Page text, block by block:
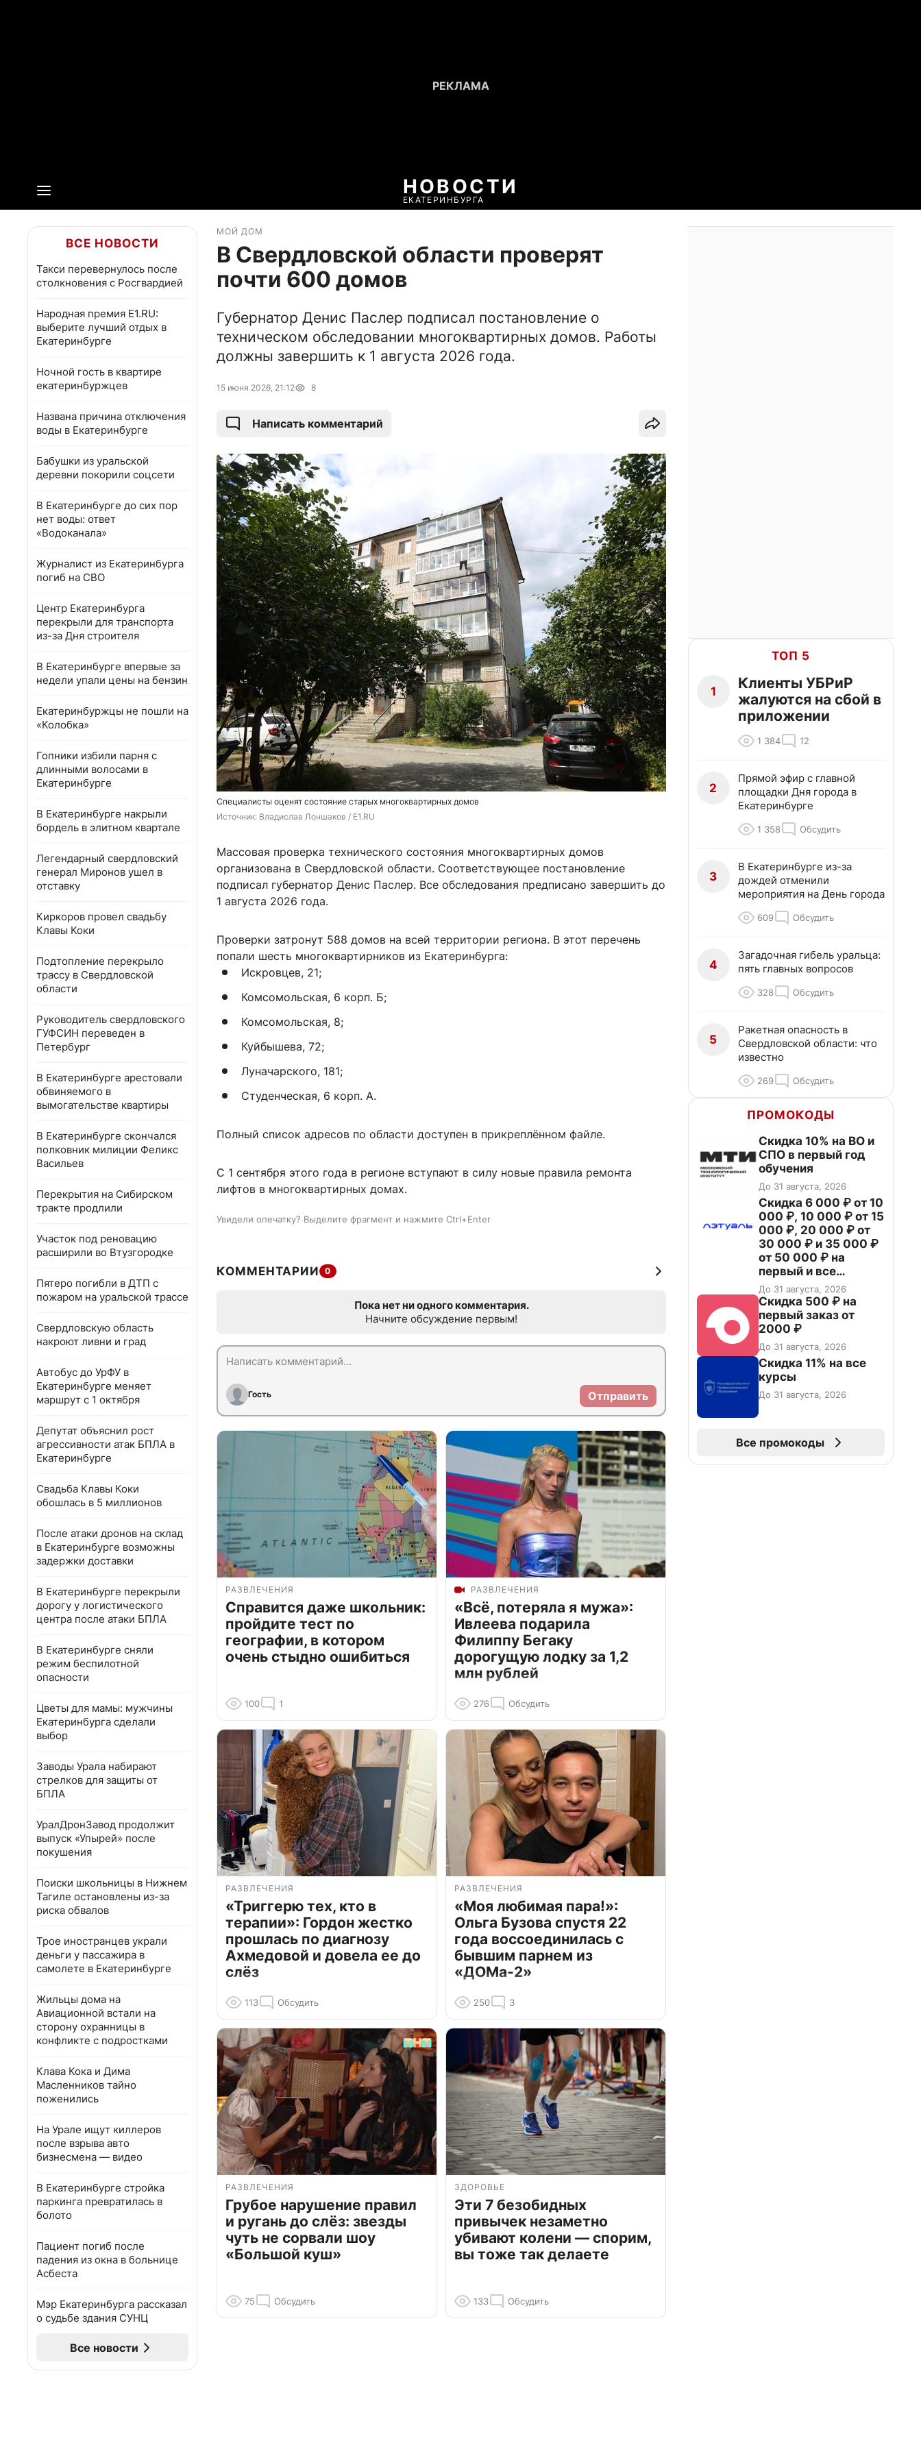
НОВОСТИ
ЕКАТЕРИНБУРГА
ВСЕ НОВОСТИ
Такси перевернулось после
столкновения с Росгвардией
Народная премия E1.RU:
выберите лучший отдых в
Екатеринбурге
Ночной гость в квартире
екатеринбуржцев
Названа причина отключения
воды в Екатеринбурге
Бабушки из уральской
деревни покорили соцсети
В Екатеринбурге до сих пор
нет воды: ответ
«Водоканала»
Журналист из Екатеринбурга
погиб на СВО
Центр Екатеринбурга
перекрыли для транспорта
из-за Дня строителя
В Екатеринбурге впервые за
недели упали цены на бензин
Екатеринбуржцы не пошли на
«Колобка»
Гопники избили парня с
длинными волосами в
Екатеринбурге
В Екатеринбурге накрыли
бордель в элитном квартале
Легендарный свердловский
генерал Миронов ушел в
отставку
Киркоров провел свадьбу
Клавы Коки
Подтопление перекрыло
трассу в Свердловской
области
Руководитель свердловского
ГУФСИН переведен в
Петербург
В Екатеринбурге арестовали
обвиняемого в
вымогательстве квартиры
В Екатеринбурге скончался
полковник милиции Феликс
Васильев
Перекрытия на Сибирском
тракте продлили
Участок под реновацию
расширили во Втузгородке
Пятеро погибли в ДТП с
пожаром на уральской трассе
Свердловскую область
накроют ливни и град
Автобус до УрФУ в
Екатеринбурге меняет
маршрут с 1 октября
Депутат объяснил рост
агрессивности атак БПЛА в
Екатеринбурге
Свадьба Клавы Коки
обошлась в 5 миллионов
После атаки дронов на склад
в Екатеринбурге возможны
задержки доставки
В Екатеринбурге перекрыли
дорогу у логистического
центра после атаки БПЛА
В Екатеринбурге сняли
режим беспилотной
опасности
Цветы для мамы: мужчины
Екатеринбурга сделали
выбор
Заводы Урала набирают
стрелков для защиты от
БПЛА
УралДронЗавод продолжит
выпуск «Упырей» после
покушения
Поиски школьницы в Нижнем
Тагиле остановлены из-за
риска обвалов
Трое иностранцев украли
деньги у пассажира в
самолете в Екатеринбурге
Жильцы дома на
Авиационной встали на
сторону охранницы в
конфликте с подростками
Клава Кока и Дима
Масленников тайно
поженились
На Урале ищут киллеров
после взрыва авто
бизнесмена — видео
В Екатеринбурге стройка
паркинга превратилась в
болото
Пациент погиб после
падения из окна в больнице
Асбеста
Мэр Екатеринбурга рассказал
о судьбе здания СУНЦ
Все новости
МОЙ ДОМ
В Свердловской области проверят
почти 600 домов
Губернатор Денис Паслер подписал постановление о
техническом обследовании многоквартирных домов. Работы
должны завершить к 1 августа 2026 года.
15 июня 2026, 21:12 8
Написать комментарий
Специалисты оценят состояние старых многоквартирных домов
Источник: Владислав Лоншаков / E1.RU
Массовая проверка технического состояния многоквартирных домов
организована в Свердловской области. Соответствующее постановление
подписал губернатор Денис Паслер. Все обследования предписано завершить до
1 августа 2026 года.
Проверки затронут 588 домов на всей территории региона. В этот перечень
попали шесть многоквартирников из Екатеринбурга:
Искровцев, 21;
Комсомольская, 6 корп. Б;
Комсомольская, 8;
Куйбышева, 72;
Луначарского, 181;
Студенческая, 6 корп. А.
Полный список адресов по области доступен в прикреплённом файле.
С 1 сентября этого года в регионе вступают в силу новые правила ремонта
лифтов в многоквартирных домах.
Увидели опечатку? Выделите фрагмент и нажмите Ctrl+Enter
КОММЕНТАРИИ 0
Пока нет ни одного комментария.
Начните обсуждение первым!
Гость Отправить
РАЗВЛЕЧЕНИЯ
Справится даже школьник:
пройдите тест по
географии, в котором
очень стыдно ошибиться
100 1
РАЗВЛЕЧЕНИЯ
«Всё, потеряла я мужа»:
Ивлеева подарила
Филиппу Бегаку
дорогущую лодку за 1,2
млн рублей
276 Обсудить
РАЗВЛЕЧЕНИЯ
«Триггерю тех, кто в
терапии»: Гордон жестко
прошлась по диагнозу
Ахмедовой и довела ее до
слёз
113 Обсудить
РАЗВЛЕЧЕНИЯ
«Моя любимая пара!»:
Ольга Бузова спустя 22
года воссоединилась с
бывшим парнем из
«ДОМа-2»
250 3
РАЗВЛЕЧЕНИЯ
Грубое нарушение правил
и ругань до слёз: звезды
чуть не сорвали шоу
«Большой куш»
75 Обсудить
ЗДОРОВЬЕ
Эти 7 безобидных
привычек незаметно
убивают колени — спорим,
вы тоже так делаете
133 Обсудить
ТОП 5
1
Клиенты УБРиР
жалуются на сбой в
приложении
1 384 12
2
Прямой эфир с главной
площадки Дня города в
Екатеринбурге
1 358 Обсудить
3
В Екатеринбурге из-за
дождей отменили
мероприятия на День города
609 Обсудить
4
Загадочная гибель уральца:
пять главных вопросов
328 Обсудить
5
Ракетная опасность в
Свердловской области: что
известно
269 Обсудить
ПРОМОКОДЫ
Скидка 10% на ВО и
СПО в первый год
обучения
До 31 августа, 2026
Скидка 6 000 ₽ от 10
000 ₽, 10 000 ₽ от 15
000 ₽, 20 000 ₽ от
30 000 ₽ и 35 000 ₽
от 50 000 ₽ на
первый и все
повторные заказы по
промокоду НАБЕРИ
До 31 августа, 2026
Скидка 500 ₽ на
первый заказ от
2000 ₽
До 31 августа, 2026
Скидка 11% на все
курсы
До 31 августа, 2026
Все промокоды